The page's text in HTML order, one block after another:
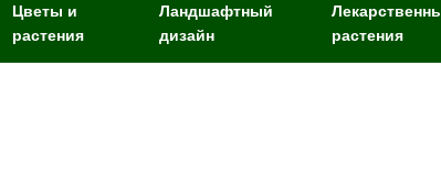
Цветы и
растения
Ландшафтный
дизайн
растения